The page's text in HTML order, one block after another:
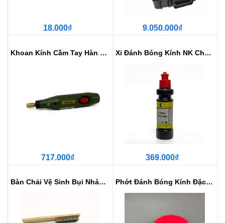
18.000₫ 9.050.000₫
Khoan Kính Cầm Tay Hàn Kính Loại...
717.000₫
Xi Đánh Bóng Kính NK Chuyên Dụng...
369.000₫
Bàn Chải Vệ Sinh Bụi Nhám Kính Phớt Đánh Bóng Kính Đặc Biệt Khô...